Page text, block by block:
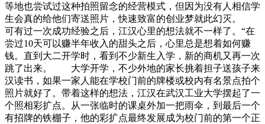
等地也尝试过这种拍照留念的经营模式，但因为没有人相信学
生会真的给他们寄送照片，快速致富的创业梦就此幻灭。
可有过一次成功经验之后，江汉心里的想法就不一样了。“在
尝过10天可以赚半年收入的甜头之后，心里总是想着如何赚
钱。直到大二开学时，看到不少新生入学，新的商机又再一次
跳了出来。 大学开学，不少外地的家长挑着担子送孩子来
汉读书，如果一家人能在学校门前的牌楼或校内有名景点拍个
照片就好了。带着这样的想法，江汉在武汉工业大学摆起了一
个照相彩扩点。从一张临时的课桌外加一把雨伞，到最后一个
有招牌的铁棚子，他的彩扩点最终发展成为校门前的第一个正